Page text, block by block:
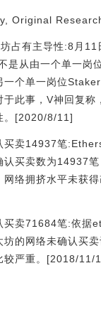
Original
占有主导性:8月
是从由一个单一岗
个单一岗位
于此事，V神回复称
。[2020/8/11]
买卖14937笔
认买卖数为14937
络拥挤水平未获得
买卖71684笔:依据
坊的网络未确认买
较严重。[2018/11/1